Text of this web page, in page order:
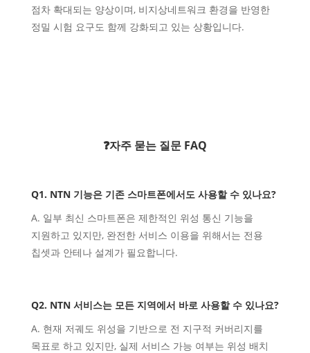
점차 확대되는 양상이며, 비지상네트워크 환경을 반영한
정밀 시험 요구도 함께 강화되고 있는 상황입니다.
❓자주 묻는 질문 FAQ
Q1. NTN 기능은 기존 스마트폰에서도 사용할 수 있나요?
A. 일부 최신 스마트폰은 제한적인 위성 통신 기능을
지원하고 있지만, 완전한 서비스 이용을 위해서는 전용
칩셋과 안테나 설계가 필요합니다.
Q2. NTN 서비스는 모든 지역에서 바로 사용할 수 있나요?
A. 현재 저궤도 위성을 기반으로 전 지구적 커버리지를
목표로 하고 있지만, 실제 서비스 가능 여부는 위성 배치